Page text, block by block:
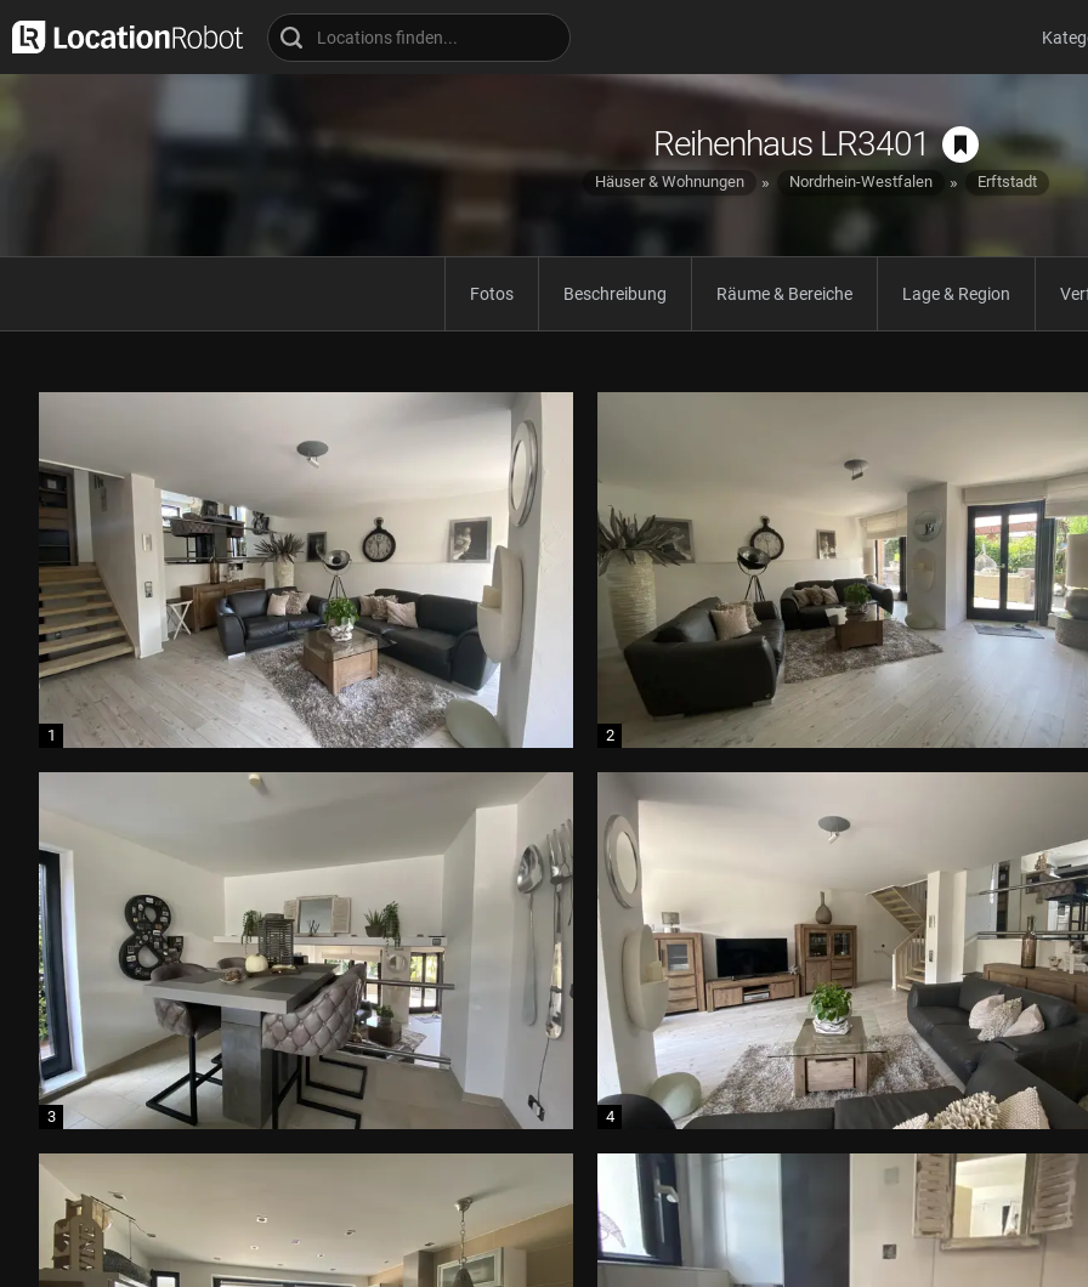
Reihenhaus LR3401
Häuser & Wohnungen Nordrhein-Westfalen Erftstadt
Fotos Beschreibung Räume & Bereiche Lage & Region